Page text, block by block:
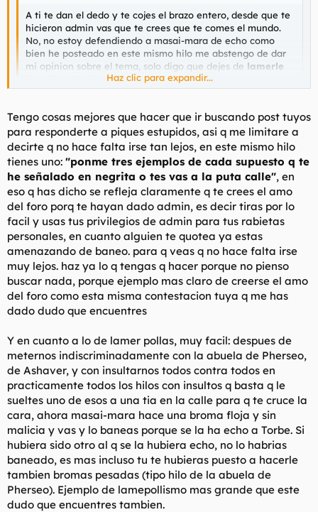
A ti te dan el dedo y te cojes el brazo entero, desde que te
hicieron admin vas que te crees que te comes el mundo.
No, no estoy defendiendo a masai-mara de echo como
bien he posteado en este mismo hilo me abstengo de dar
mi opinion sobre el tema, solo digo que dejes de lamerle
y air de amo del foroporque esto ya
huele y de lejos.
Haz clic para expandir...
Ponme tres ejemplos de cada supuesto que te he señalado en
negrita o te vas a la puta calle. Fíjate hasta qué punto he
cogido el brazo; me caes bien pero voy a tener que banearte
por gilipollas, como he tenido que hacer con otros forenses. Te
doy hasta mañana a las 20.00. Deja este hilo rular hasta que
tengas las pruebas.
Me puedes acusar de lo que te salga de la picha, pero lo de
lamer pollas y tal como que no.
Haz clic para expandir...
Tengo cosas mejores que hacer que ir buscando post tuyos
para responderte a piques estupidos, asi q me limitare a
decirte q no hace falta irse tan lejos, en este mismo hilo
tienes uno: "ponme tres ejemplos de cada supuesto q te
he señalado en negrita o tes vas a la puta calle", en
eso q has dicho se refleja claramente q te crees el amo
del foro porq te hayan dado admin, es decir tiras por lo
facil y usas tus privilegios de admin para tus rabietas
personales, en cuanto alguien te quotea ya estas
amenazando de baneo. para q veas q no hace falta irse
muy lejos. haz ya lo q tengas q hacer porque no pienso
buscar nada, porque ejemplo mas claro de creerse el amo
del foro como esta misma contestacion tuya q me has
dado dudo que encuentres
Y en cuanto a lo de lamer pollas, muy facil: despues de
meternos indiscriminadamente con la abuela de Pherseo,
de Ashaver, y con insultarnos todos contra todos en
practicamente todos los hilos con insultos q basta q le
sueltes uno de esos a una tia en la calle para q te cruce la
cara, ahora masai-mara hace una broma floja y sin
malicia y vas y lo baneas porque se la ha echo a Torbe. Si
hubiera sido otro al q se la hubiera echo, no lo habrias
baneado, es mas incluso tu te hubieras puesto a hacerle
tambien bromas pesadas (tipo hilo de la abuela de
Pherseo). Ejemplo de lamepollismo mas grande que este
dudo que encuentres tambien.